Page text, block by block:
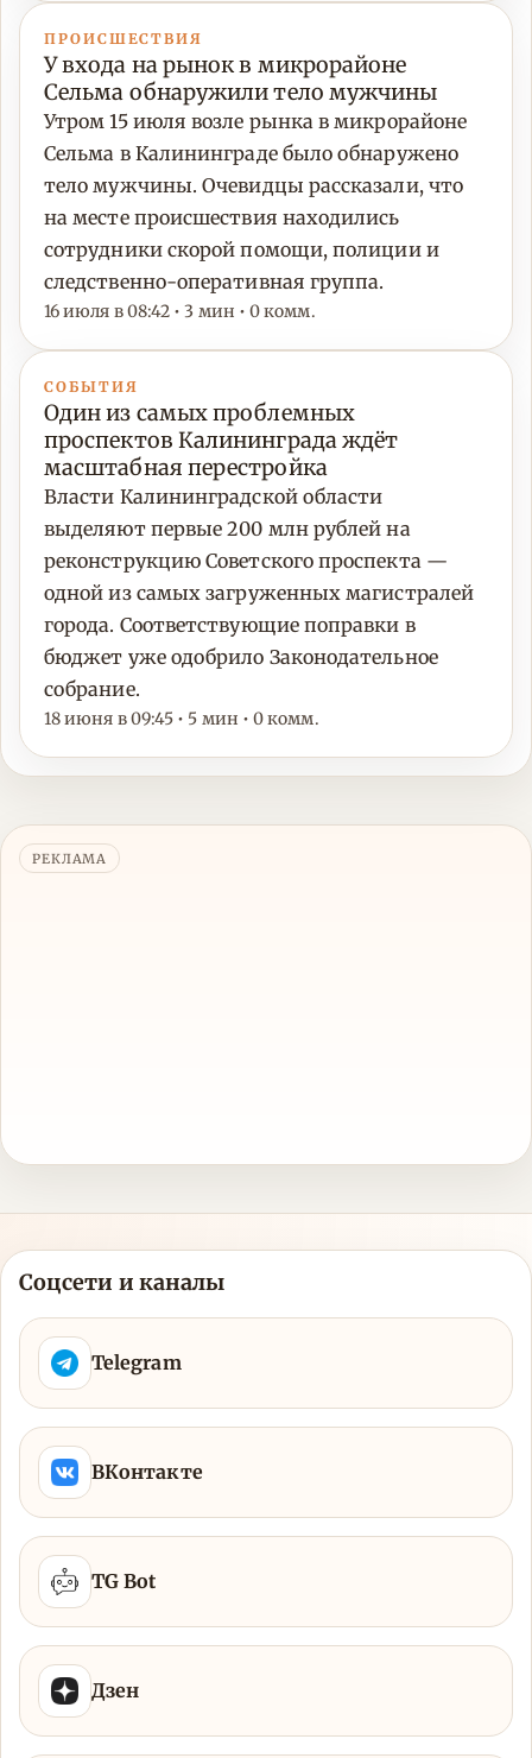
ПРОИСШЕСТВИЯ
У входа на рынок в микрорайоне
Сельма обнаружили тело мужчины
Утром 15 июля возле рынка в микрорайоне
Сельма в Калининграде было обнаружено
тело мужчины. Очевидцы рассказали, что
на месте происшествия находились
сотрудники скорой помощи, полиции и
следственно-оперативная группа.
16 июля в 08:42 • 3 мин • 0 комм.
СОБЫТИЯ
Один из самых проблемных
проспектов Калининграда ждёт
масштабная перестройка
Власти Калининградской области
выделяют первые 200 млн рублей на
реконструкцию Советского проспекта —
одной из самых загруженных магистралей
города. Соответствующие поправки в
бюджет уже одобрило Законодательное
собрание.
18 июня в 09:45 • 5 мин • 0 комм.
РЕКЛАМА
Соцсети и каналы
Telegram
ВКонтакте
TG Bot
Дзен